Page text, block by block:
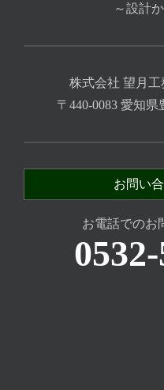
～設計
株式会社 望月
〒440-0083 愛知
お問い
お電話でのお